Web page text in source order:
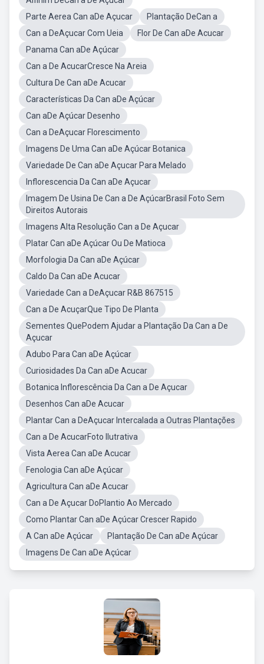
Parte Aerea Can aDe Açucar
Plantação DeCan a
Can a DeAçucar Com Ueia
Flor De Can aDe Acucar
Panama Can aDe Açúcar
Can a De AcucarCresce Na Areia
Cultura De Can aDe Acucar
Características Da Can aDe Açúcar
Can aDe Açúcar Desenho
Can a DeAçucar Florescimento
Imagens De Uma Can aDe Açúcar Botanica
Variedade De Can aDe Açucar Para Melado
Inflorescencia Da Can aDe Açucar
Imagem De Usina De Can a De AçúcarBrasil Foto Sem
Direitos Autorais
Imagens Alta Resolução Can a De Açucar
Platar Can aDe Açúcar Ou De Matioca
Morfologia Da Can aDe Açúcar
Caldo Da Can aDe Acucar
Variedade Can a DeAçucar R&B 867515
Can a De AcuçarQue Tipo De Planta
Sementes QuePodem Ajudar a Plantação Da Can a De
Açucar
Adubo Para Can aDe Açúcar
Curiosidades Da Can aDe Acucar
Botanica Inflorescência Da Can a De Açucar
Desenhos Can aDe Acucar
Plantar Can a DeAçucar Intercalada a Outras Plantações
Can a De AcucarFoto Ilutrativa
Vista Aerea Can aDe Acucar
Fenologia Can aDe Açúcar
Agricultura Can aDe Acucar
Can a De Açucar DoPlantio Ao Mercado
Como Plantar Can aDe Açúcar Crescer Rapido
A Can aDe Açúcar
Plantação De Can aDe Açúcar
Imagens De Can aDe Açúcar